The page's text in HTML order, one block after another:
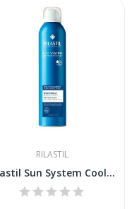
RILASTIL
Rilastil Sun System Cool Repair After Sun 200ml